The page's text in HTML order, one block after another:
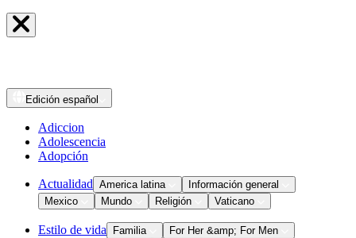
Edición español
Adiccion
Adolescencia
Adopción
Actualidad America latina
Información general
Mexico
Mundo Religión Vaticano
Estilo de vida Familia
For Her &amp; For Men